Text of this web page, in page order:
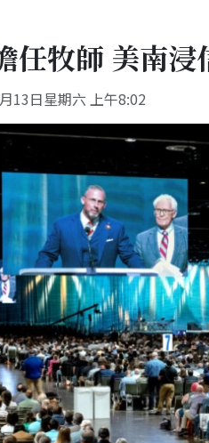
任牧師 美南
13日星期六 上午8:02